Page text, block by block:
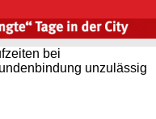
bei
unzulässig